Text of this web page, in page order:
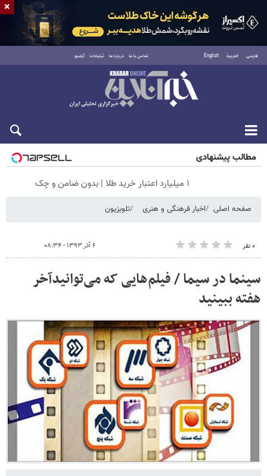
فارسی العربية English تماس با ما درباره ما تبلیغات آرشیو
جمعه ۱۶ مرداد ۱۴۰۵
مطالب پیشنهادی
۱ میلیارد اعتبار خرید طلا | بدون ضامن و چک
صفحه اصلی اخبار فرهنگی و هنری تلویزیون
۰ نفر ۶ آذر ۱۳۹۳ - ۰۸:۳۴
سینما در سیما / فیلم‌‌هایی که می‌توانیدآخر
هفته ببینید
×